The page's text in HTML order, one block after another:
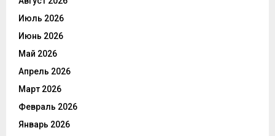
Июль 2026
Июнь 2026
Май 2026
Апрель 2026
Март 2026
Февраль 2026
Январь 2026